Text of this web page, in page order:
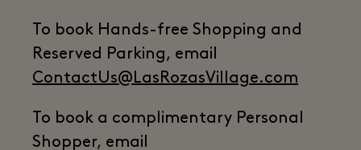
To book Hands-free Shopping and
Reserved Parking, email
ContactUs@LasRozasVillage.com
To book a complimentary Personal
Shopper, email